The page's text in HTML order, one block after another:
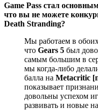
Game Pass стал
что вы не можете
Death Stranding?
Мы работаем в
что Gears 5 был
самым большим в
мы когда-либо
балла на Metacritic
показывает
довольны успехом
развивать и новые